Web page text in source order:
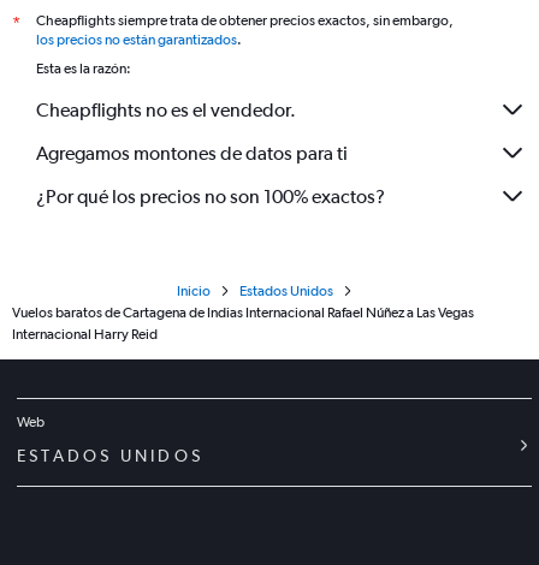
*
Cheapflights siempre trata de obtener precios exactos, sin embargo,
los precios no están garantizados.
Esta es la razón:
Cheapflights no es el vendedor.
Agregamos montones de datos para ti
¿Por qué los precios no son 100% exactos?
Inicio
Estados Unidos
Vuelos baratos de Cartagena de Indias Internacional Rafael Núñez a Las Vegas
Internacional Harry Reid
Web
ESTADOS UNIDOS